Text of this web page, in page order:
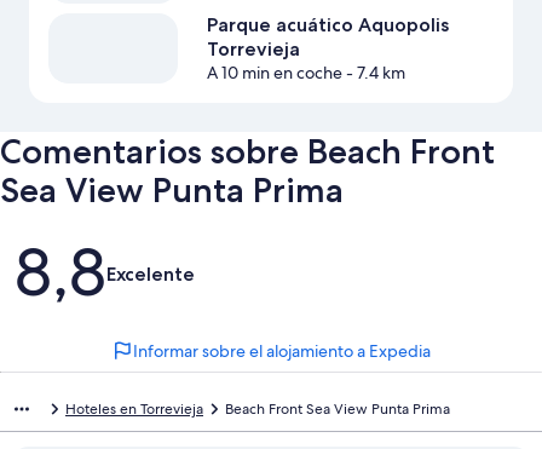
Parque acuático Aquopolis
Torrevieja
A 10 min en coche- 7.4 km
Comentarios sobre Beach Front
Sea View Punta Prima
Comentarios
8,8Excelente
Informar sobre el alojamiento a Expedia
Hoteles en Torrevieja Beach Front Sea View Punta Prima